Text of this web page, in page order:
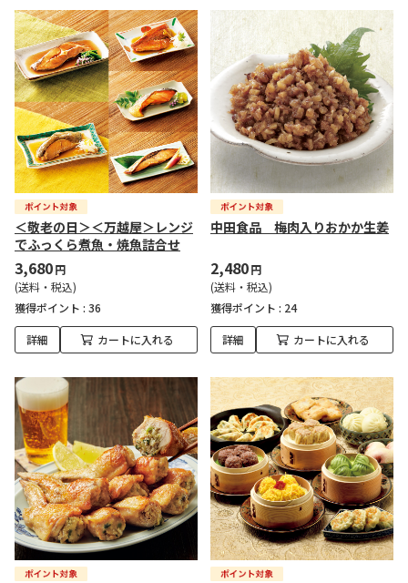
＜敬老の日＞＜万越屋＞レンジ
でふっくら煮魚・焼魚詰合せ
3,680円
(送料・税込)
獲得ポイント : 36
詳細 カートに入れる
中田食品 梅肉入りおかか生姜
2,480円
(送料・税込)
獲得ポイント : 24
詳細 カートに入れる